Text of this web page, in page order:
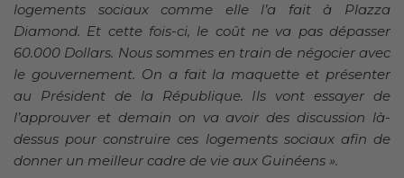
logements sociaux comme elle l’a fait à Plazza
Diamond. Et cette fois-ci, le coût ne va pas dépasser
60.000 Dollars. Nous sommes en train de négocier avec
le gouvernement. On a fait la maquette et présenter
au Président de la République. Ils vont essayer de
l’approuver et demain on va avoir des discussion là-
dessus pour construire ces logements sociaux afin de
donner un meilleur cadre de vie aux Guinéens ».